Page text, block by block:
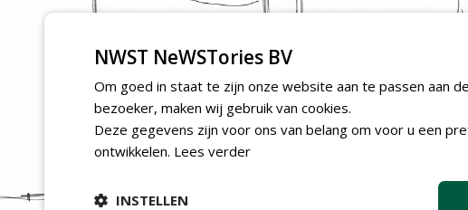
NWST NeWSTories BV
Om goed in staat te zijn onze website aan te passen aan
bezoeker, maken wij gebruik van cookies.
Deze gegevens zijn voor ons van belang om voor u een
ontwikkelen. Lees verder
INSTELLEN